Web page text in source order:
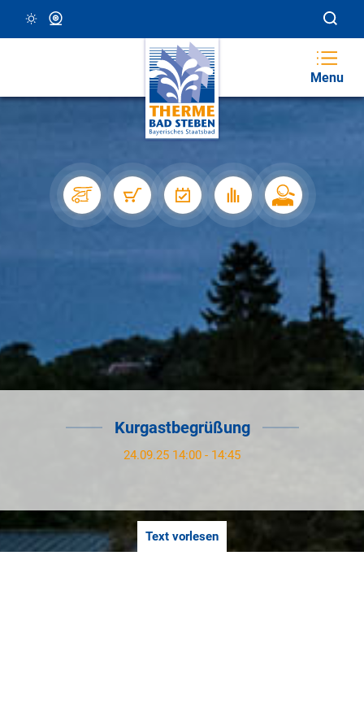
26 °C, Klar/Sonnig
Menu
Kurgastbegrüßung
24.09.25 14:00 - 14:45
Text vorlesen